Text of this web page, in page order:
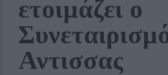
ετοιμάζει ο
Αντισσας